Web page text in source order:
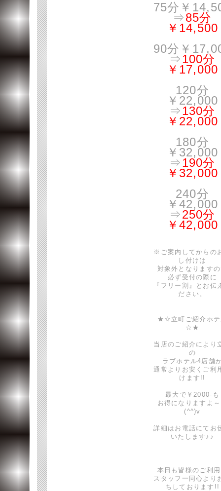
75分￥
⇒85分
￥14,500
90分￥
⇒100分
￥17,000
120分
￥22,000
⇒130分
￥22,000
180分
￥32,000
⇒190分
￥32,000
240分
￥42,000
⇒250分
￥42,000
※ご案内してからの
し付けは
対象外となります
必ず受付の際に
『フリー割』とお伝
ださい。
★☆立町ご紹介ホ
☆★
当店のご紹介により
の
ラブホテル4店舗
通常よりお安くご利
けます!!
最大で￥2000-も
お得になりますよ
(^^)v
詳細はお電話にてお
いたします♪♪
本日も皆様のご利
スタッフ一同心より
ちしております!!